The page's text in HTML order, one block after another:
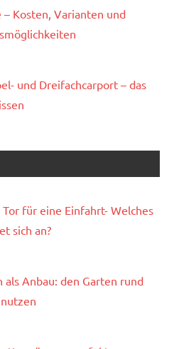
– Kosten, Varianten und
und Dreifachcarport – das
für eine Einfahrt- Welches
sich an?
Anbau: den Garten rund